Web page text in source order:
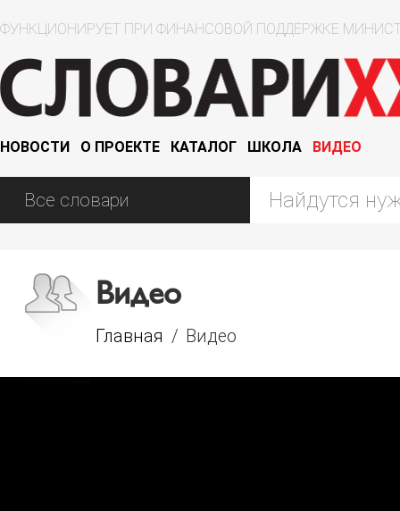
ФУНКЦИОНИРУЕТ ПРИ ФИНАНСОВОЙ ПОДДЕРЖКЕ
НОВОСТИ О ПРОЕКТЕ КАТАЛОГ ШКОЛА ВИДЕО
Видео
Главная / Видео